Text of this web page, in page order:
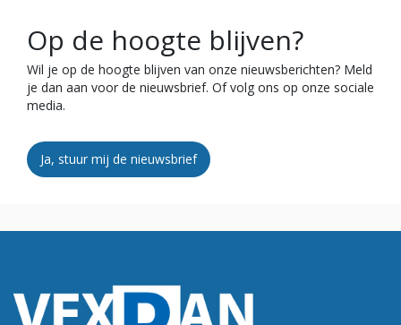
Op de hoogte blijven?
Wil je op de hoogte blijven van onze nieuwsberichten? Meld
je dan aan voor de nieuwsbrief. Of volg ons op onze sociale
media.
Ja, stuur mij de nieuwsbrief